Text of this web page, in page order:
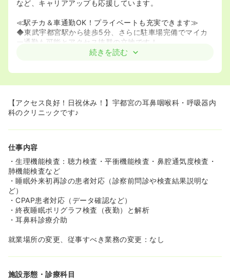
など、キャリアアップも応援しています。
≪駅チカ＆車通勤OK！プライベートも充実できます≫
◆東武宇都宮駅から徒歩5分、さらに駐車場完備でマイカ
ー通勤も可能とアクセス抜群の立地です！
◆日祝固定休み、土曜午後休診に加え、GW・夏季・年末
いません。夜勤も月2～4回程度（月・金のみ）のため、生
活リズムを保ちやすい点が魅力です。
り、頑張りがしっかりと給与に反映されます。
続きを読む
【アクセス良好！日祝休み！】宇都宮の耳鼻咽喉科・呼吸器内
科のクリニックです♪
仕事内容
・生理機能検査：聴力検査・平衝機能検査・鼻腔通気度検査・
肺機能検査など
・睡眠外来初再診の患者対応（診察前問診や検査結果説明な
ど）
・CPAP患者対応（データ確認など）
・終夜睡眠ポリグラフ検査（夜勤）と解析
・耳鼻科診療介助
就業場所の変更、従事すべき業務の変更：なし
施設形態・診療科目